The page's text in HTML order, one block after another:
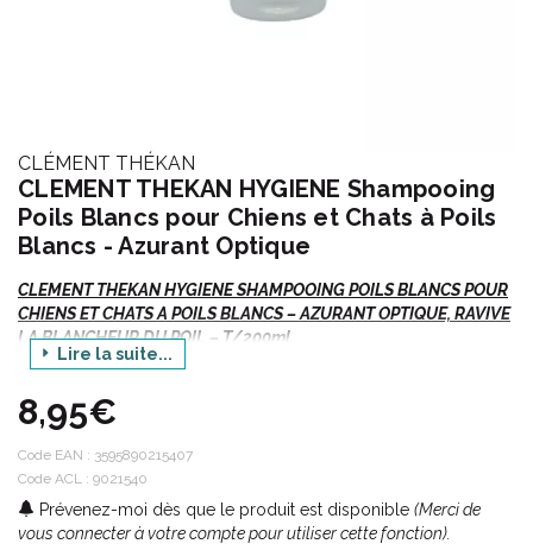
CLÉMENT THÉKAN
CLEMENT THEKAN HYGIENE Shampooing
Poils Blancs pour Chiens et Chats à Poils
Blancs - Azurant Optique
CLEMENT THEKAN HYGIENE SHAMPOOING POILS BLANCS POUR
CHIENS ET CHATS A POILS BLANCS – AZURANT OPTIQUE, RAVIVE
LA BLANCHEUR DU POIL – T/200ml
Description :
Spécialement formulé pour les chiens et les chats à poils
blancs, ce shampooing élimine les souillures et le
jaunissement du pelage.
Il ravive sa blancheur et le laisse brillant et souple.
Lire la suite...
8,95€
Code EAN : 3595890215407
Code ACL : 9021540
Prévenez-moi dès que le produit est disponible (Merci de
vous connecter à votre compte pour utiliser cette fonction).